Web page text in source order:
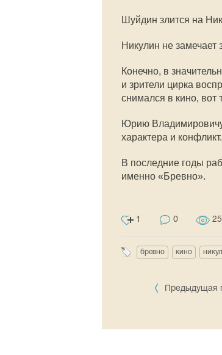
Шуйдин злится на
Никулин не замечает
Конечно, в
и зрители цирка
снимался в кино, вот
Юрию Владимировичу
характера и конфликт.
В последние годы
именно «Бревно».
1 0
бревно кино
Предыдущая